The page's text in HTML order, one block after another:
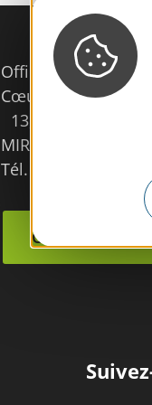
Office de Tourisme
Cœur d’Astarac en
13, rue de l'Evêché
MIRANDE
Tél. 05 62 66 68 10
Contactez-nous